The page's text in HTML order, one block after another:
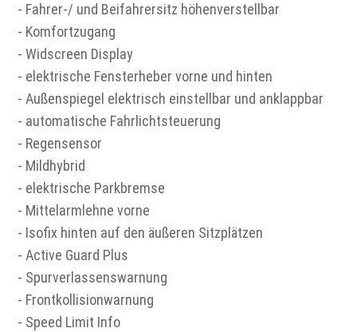
- Fahrer-/ und Beifahrersitz höhenverstellbar
- Komfortzugang
- Widscreen Display
- elektrische Fensterheber vorne und hinten
- Außenspiegel elektrisch einstellbar und anklappbar
- automatische Fahrlichtsteuerung
- Regensensor
- Mildhybrid
- elektrische Parkbremse
- Mittelarmlehne vorne
- Isofix hinten auf den äußeren Sitzplätzen
- Active Guard Plus
- Spurverlassenswarnung
- Frontkollisionwarnung
- Speed Limit Info